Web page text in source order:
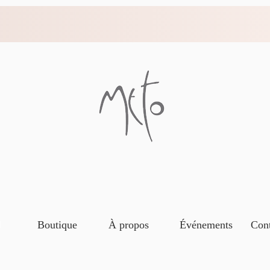
Boutique À propos Événements